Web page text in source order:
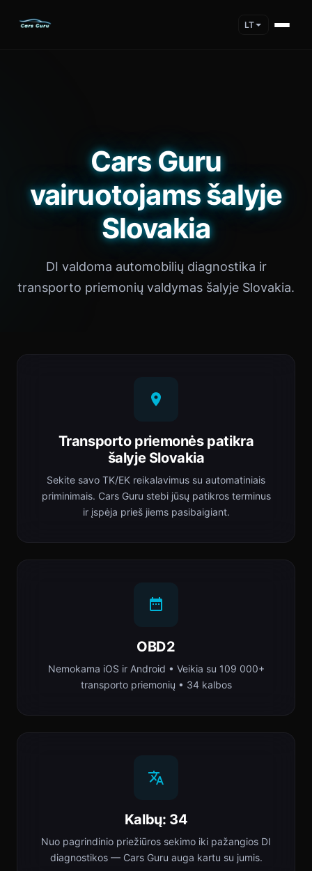
LT
Cars Guru
vairuotojams šalyje
Slovakia
DI valdoma automobilių diagnostika ir
transporto priemonių valdymas šalyje Slovakia.
Transporto priemonės patikra
šalyje Slovakia
Sekite savo TK/EK reikalavimus su automatiniais
priminimais. Cars Guru stebi jūsų patikros terminus
ir įspėja prieš jiems pasibaigiant.
OBD2
Nemokama iOS ir Android • Veikia su 109 000+
transporto priemonių • 34 kalbos
Kalbų: 34
Nuo pagrindinio priežiūros sekimo iki pažangios DI
diagnostikos — Cars Guru auga kartu su jumis.